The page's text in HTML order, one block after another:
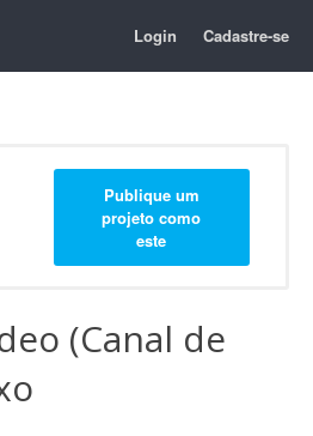
Login Cadastre-se
Publique um
projeto como
este
(Canal de